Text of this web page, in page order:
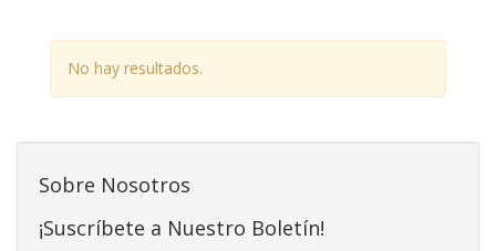
No hay resultados.
Sobre Nosotros
¡Suscríbete a Nuestro Boletín!